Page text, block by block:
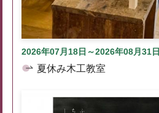
2026年07月18日～2026年08月31日
夏休み木工教室